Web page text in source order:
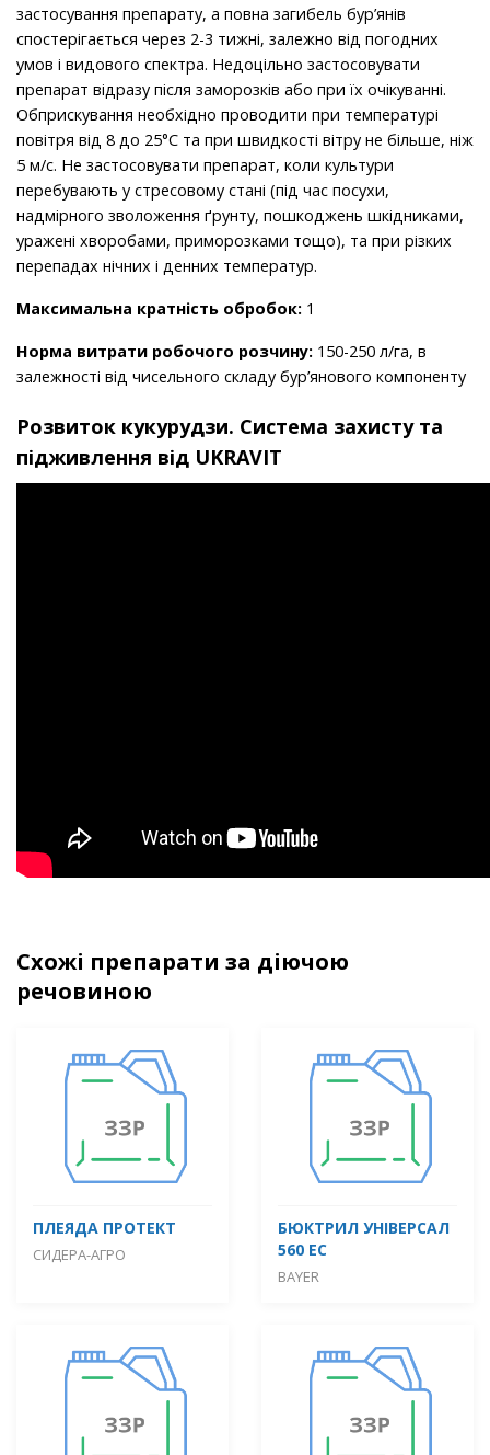
застосування препарату, а повна загибель бур’янів
спостерігається через 2-3 тижні, залежно від погодних
умов і видового спектра. Недоцільно застосовувати
препарат відразу після заморозків або при їх очікуванні.
Обприскування необхідно проводити при температурі
повітря від 8 до 25°С та при швидкості вітру не більше, ніж
5 м/с. Не застосовувати препарат, коли культури
перебувають у стресовому стані (під час посухи,
надмірного зволоження ґрунту, пошкоджень шкідниками,
уражені хворобами, приморозками тощо), та при різких
перепадах нічних і денних температур.
Максимальна кратність обробок: 1
Норма витрати робочого розчину: 150-250 л/га, в
залежності від чисельного складу бур’янового компоненту
Розвиток кукурудзи. Система захисту та
підживлення від UKRAVIT
Схожі препарати за діючою
речовиною
ПЛЕЯДА ПРОТЕКТ
СИДЕРА-АГРО
БЮКТРИЛ УНІВЕРСАЛ
560 ЕС
BAYER